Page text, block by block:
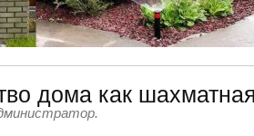
дома как
.